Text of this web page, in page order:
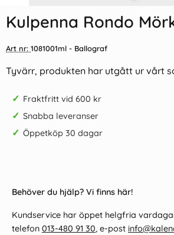
Kulpenna Rondo
Art nr: 1081001ml - Ballograf
Tyvärr, produkten har utgått ur vårt
✓ Fraktfritt vid 600 kr
✓ Snabba leveranser
✓ Öppetköp 30 dagar
Behöver du hjälp? Vi finns här!
Kundservice har öppet helgfria
telefon 013-480 91 30, e-post